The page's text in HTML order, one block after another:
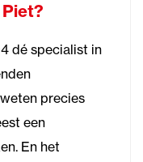
dé specialist in
precies
een
En het